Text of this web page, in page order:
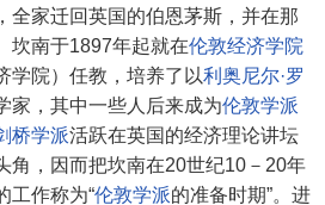
全家迁回英国的伯恩茅斯，并在那
坎南于1897年起就在伦敦经济学院
学院）任教，培养了以利奥尼尔·罗
家，其中一些人后来成为伦敦学派
桥学派活跃在英国的经济理论讲坛
角，因而把坎南在20世纪10－20年
工作称为“伦敦学派的准备时期”。进